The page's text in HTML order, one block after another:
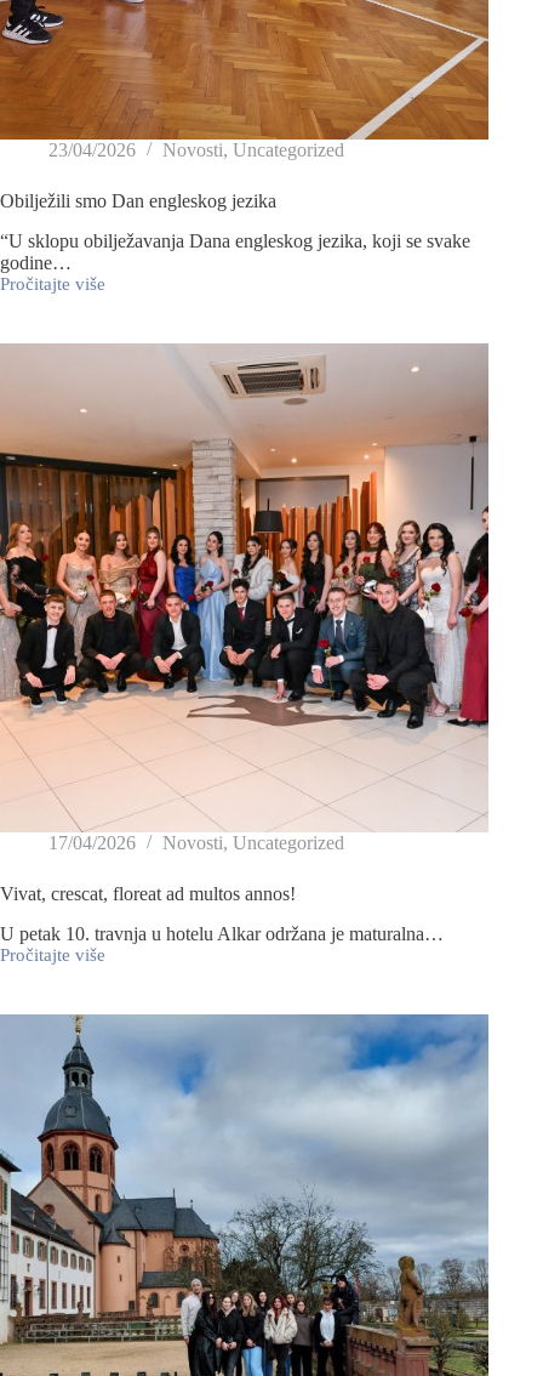
23/04/2026 Novosti, Uncategorized
Obilježili smo Dan engleskog jezika
“U sklopu obilježavanja Dana engleskog jezika, koji se svake
godine…
Pročitajte više
17/04/2026 Novosti, Uncategorized
Vivat, crescat, floreat ad multos annos!
U petak 10. travnja u hotelu Alkar održana je maturalna…
Pročitajte više